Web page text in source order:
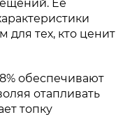
Ее
тех, кто ценит
обеспечивают
отапливать
топку